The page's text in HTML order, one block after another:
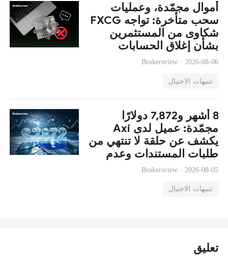
أموال مجمّدة، وعمليات
سحب متأخرة: تواجه FXCG
شكاوى من المستثمرين
بشأن إغلاق الحسابات
والقصور التنظيمي
Brokersview · 2026-08-06
تنبيهات الاحتيال
8 أشهر و7,872 دولارًا
مجمّدة: عميل لدى Axi
يكشف عن حلقة لا تنتهي من
طلبات المستندات وعدم
القدرة على السحب
Brokersview · 2026-08-05
تنبيهات الاحتيال
تعليق